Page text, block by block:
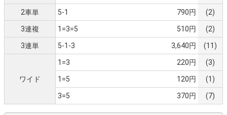
2車単 5-1 790円 (2)
3連複 1=3=5 510円 (2)
3連単 5-1-3 3,640円 (11)
ワイド
1=3 220円 (3)
1=5 120円 (1)
3=5 370円 (7)